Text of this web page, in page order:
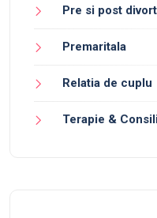
Pre si post divort
Premaritala
Relatia de cuplu
Terapie &